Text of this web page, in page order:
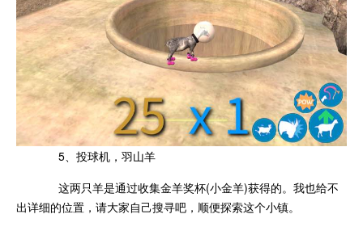
5、投球机，羽山羊
这两只羊是通过收集金羊奖杯(小金羊)获得的。我也给不
出详细的位置，请大家自己搜寻吧，顺便探索这个小镇。